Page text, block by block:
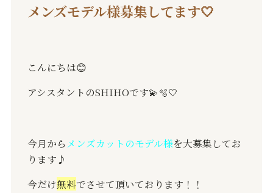
メンズモデル様募集してます🤍
こんにちは😊
アシスタントのSHIHOです💫🫧🤍
今月から メンズカットのモデル様を大募集してお
ります♪
今だけ無料でさせて頂いております！！